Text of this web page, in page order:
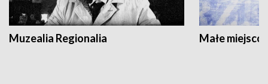
Muzealia Regionalia Małe